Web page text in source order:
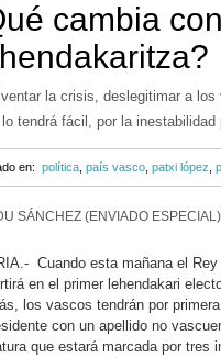
cambia
la crisis, deslegitimar a
lo tendrá fácil, por la
en: política país vasco patxi lópez
SÁNCHEZ (ENVIADO ESPECIAL)
Cuando esta mañana el
en el primer lehendakari
los vascos tendrán por
con un apellido no
que estará marcada por